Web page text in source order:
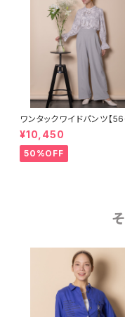
ワンタックワイドパンツ【
01】SET可
¥10,450
50%OFF